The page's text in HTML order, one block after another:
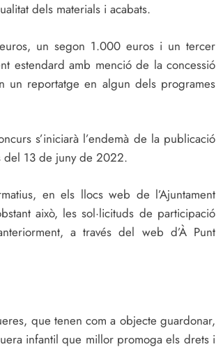
dels materials i acabats.
un segon 1.000 euros i un tercer
estendard amb menció de la concessió
reportatge en algun dels programes
s’iniciarà l’endemà de la publicació
del 13 de juny de 2022.
en els llocs web de l’Ajuntament
això, les sol·licituds de participació
a través del web d’À Punt
que tenen com a objecte guardonar,
infantil que millor promoga els drets i